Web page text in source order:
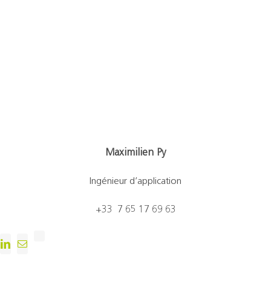
Maximilien Py
Ingénieur d’application
+33 7 65 17 69 63